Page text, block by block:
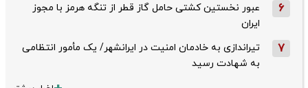
6
عبور نخستین کشتی حامل گاز قطر از تنگه هرمز با مجوز
ایران
7
تیراندازی به خادمان امنیت در ایرانشهر/ یک مأمور انتظامی
به شهادت رسید